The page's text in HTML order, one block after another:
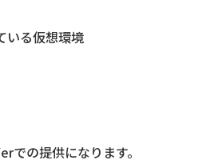
いる仮想環境
での提供になります。